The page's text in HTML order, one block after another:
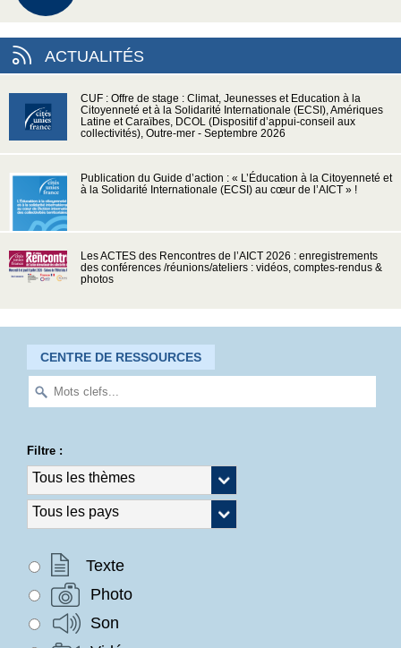
ACTUALITÉS
CUF : Offre de stage : Climat, Jeunesses et Education à la
Citoyenneté et à la Solidarité Internationale (ECSI), Amériques
Latine et Caraïbes, DCOL (Dispositif d’appui-conseil aux
collectivités), Outre-mer - Septembre 2026
Publication du Guide d’action : « L’Éducation à la Citoyenneté et
à la Solidarité Internationale (ECSI) au cœur de l’AICT » !
Les ACTES des Rencontres de l’AICT 2026 : enregistrements
des conférences /réunions/ateliers : vidéos, comptes-rendus &
photos
CENTRE DE RESSOURCES
Filtre :
Texte
Photo
Son